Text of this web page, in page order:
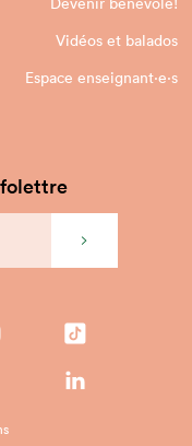
Vidéos et balados
Espace enseignant·e⋅s